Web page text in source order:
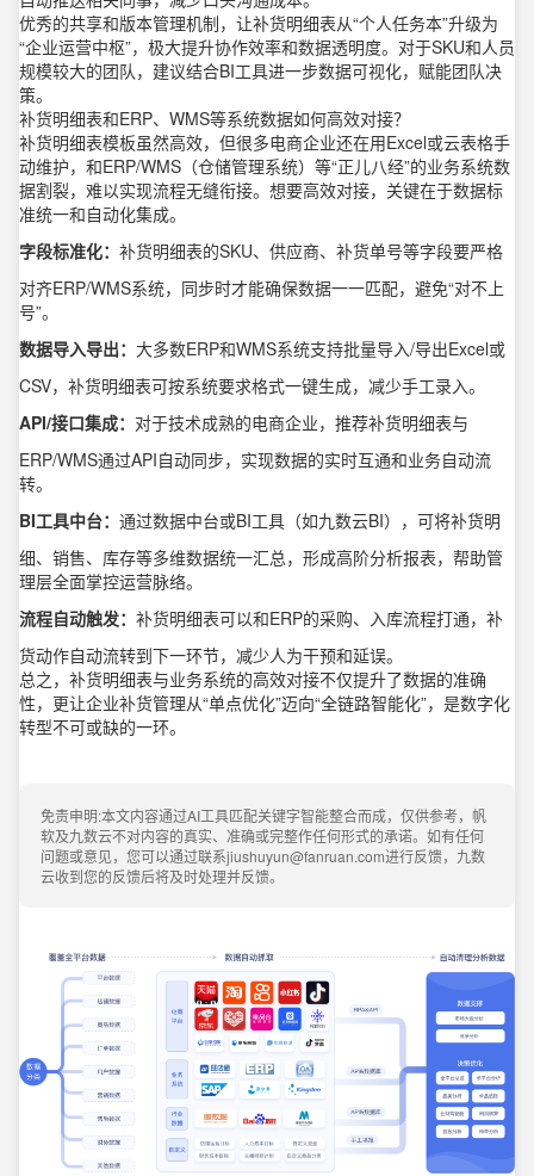
优秀的共享和版本管理机制，让补货明细表从“个人任务本”升级为
“企业运营中枢”，极大提升协作效率和数据透明度。对于SKU和人员
规模较大的团队，建议结合BI工具进一步数据可视化，赋能团队决
策。
补货明细表和ERP、WMS等系统数据如何高效对接？
补货明细表模板虽然高效，但很多电商企业还在用Excel或云表格手
动维护，和ERP/WMS（仓储管理系统）等“正儿八经”的业务系统数
据割裂，难以实现流程无缝衔接。想要高效对接，关键在于数据标
准统一和自动化集成。
字段标准化： 补货明细表的SKU、供应商、补货单号等字段要严格
对齐ERP/WMS系统，同步时才能确保数据一一匹配，避免“对不上
号”。
数据导入导出： 大多数ERP和WMS系统支持批量导入/导出Excel或
CSV，补货明细表可按系统要求格式一键生成，减少手工录入。
API/接口集成： 对于技术成熟的电商企业，推荐补货明细表与
ERP/WMS通过API自动同步，实现数据的实时互通和业务自动流
转。
BI工具中台： 通过数据中台或BI工具（如九数云BI），可将补货明
细、销售、库存等多维数据统一汇总，形成高阶分析报表，帮助管
理层全面掌控运营脉络。
流程自动触发： 补货明细表可以和ERP的采购、入库流程打通，补
货动作自动流转到下一环节，减少人为干预和延误。
总之，补货明细表与业务系统的高效对接不仅提升了数据的准确
性，更让企业补货管理从“单点优化”迈向“全链路智能化”，是数字化
转型不可或缺的一环。
免责申明:本文内容通过AI工具匹配关键字智能整合而成，仅供参考，帆
软及九数云不对内容的真实、准确或完整作任何形式的承诺。如有任何
问题或意见，您可以通过联系jiushuyun@fanruan.com进行反馈，九数
云收到您的反馈后将及时处理并反馈。